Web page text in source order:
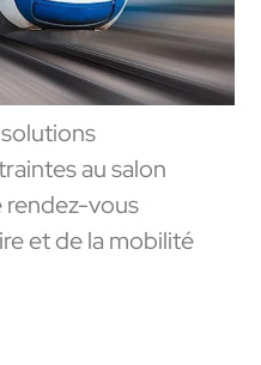
au salon
rendez-vous
et de la mobilité